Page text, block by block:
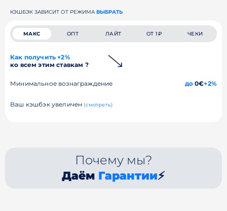
КЭШБЭК ЗАВИСИТ ОТ РЕЖИМА ВЫБРАТЬ
МАКС ОПТ ЛАЙТ ОТ 1₽ ЧЕКИ
Как получить +2%
ко всем этим ставкам ?
Минимальное вознаграждение до0€+2%
Ваш кэшбэк увеличен (смотреть)
Почему мы?
Даём Гарантии⚡